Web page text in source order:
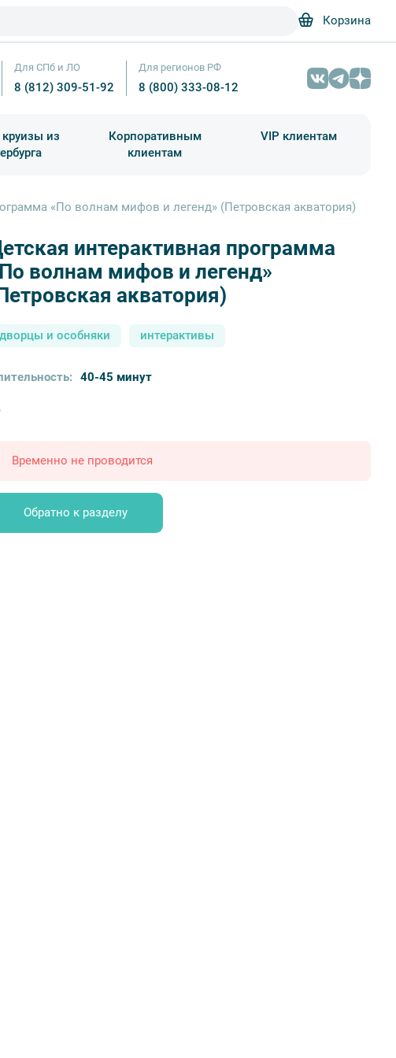
Корзина
Для СПб и ЛО
8 (812) 309-51-92
Для регионов РФ
8 (800) 333-08-12
из
Корпоративным
клиентам
VIP клиентам
«По волнам мифов и легенд» (Петровская акватория)
интерактивная программа
волнам мифов и легенд»
акватория)
Корабль – Photo by Zoltan Tasi on Unsplash
дворцы и особняки интерактивы
40-45 минут
Временно не проводится
Обратно к разделу